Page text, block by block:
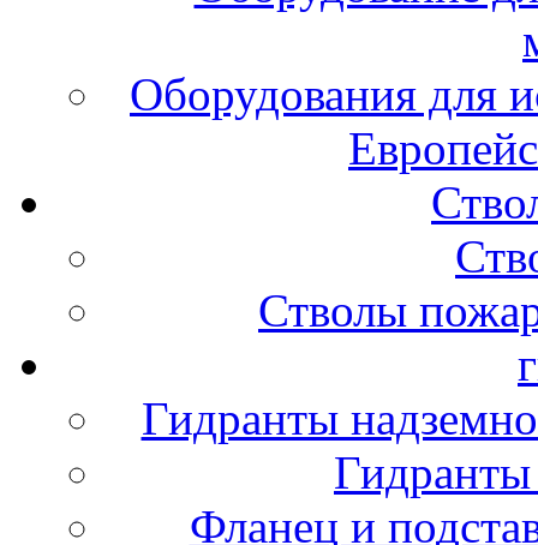
Оборудования для
Стволы
Гидранты
Фланец и